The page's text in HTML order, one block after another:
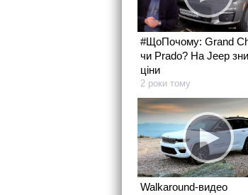
#ЩоПочому: Grand
чи Prado? На Jeep
ціни
2 роки тому
Walkaround-видео